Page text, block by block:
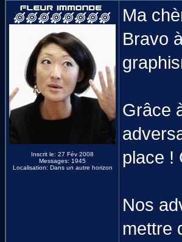
Inscrit le: 27 Fév 2008
Messages: 1945
Localisation: Dans un autre horizon
Ma
Bravo
Grâce
place !
Nos
mettre